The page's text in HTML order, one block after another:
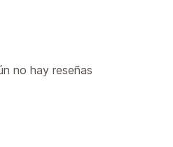
no hay reseñas